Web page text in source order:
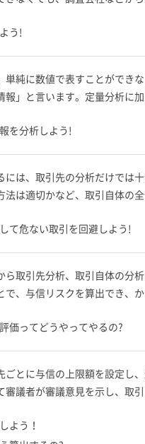
う!
単純に数値で表すことができ
報」と言います。定量分析に
を分析しよう!
には、取引先の分析だけでは
法は適切かなど、取引自体の
て危ない取引を回避しよう!
ら取引先分析、取引自体の分
で、与信リスクを算出でき、
価ってどうやってやるの?
ごとに与信の上限額を設定し
審議者が審議意見を示し、取
よう！